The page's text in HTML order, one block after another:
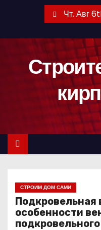
о
Чт. Авг
СТРОИМ ДОМ САМИ
Подкровельная
особенности